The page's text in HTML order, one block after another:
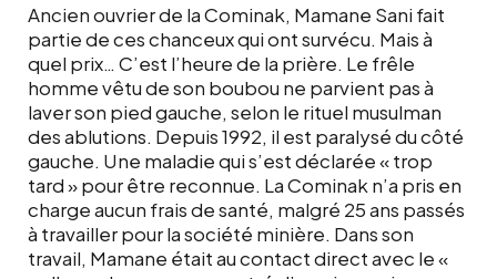
Ancien ouvrier de la Cominak, Mamane Sani fait
partie de ces chanceux qui ont survécu. Mais à
quel prix… C’est l’heure de la prière. Le frêle
homme vêtu de son boubou ne parvient pas à
laver son pied gauche, selon le rituel musulman
des ablutions. Depuis 1992, il est paralysé du côté
gauche. Une maladie qui s’est déclarée « trop
tard » pour être reconnue. La Cominak n’a pris en
charge aucun frais de santé, malgré 25 ans passés
à travailler pour la société minière. Dans son
travail, Mamane était au contact direct avec le «